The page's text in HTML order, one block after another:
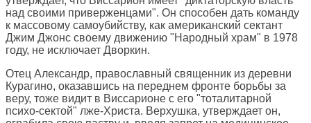
над своими приверженцами". Он способен дать команду
к массовому самоубийству, как американский сектант
Джим Джонс своему движению "Народный храм" в 1978
году, не исключает Дворкин.
Отец Александр, православный священник из деревни
Курагино, оказавшись на переднем фронте борьбы за
веру, тоже видит в Виссарионе с его "тоталитарной
психо-сектой" лже-Христа. Верхушка, утверждает он,